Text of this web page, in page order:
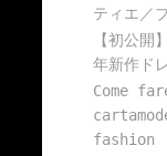
ティエ／
【初公開
年新作ド
Come
fashion